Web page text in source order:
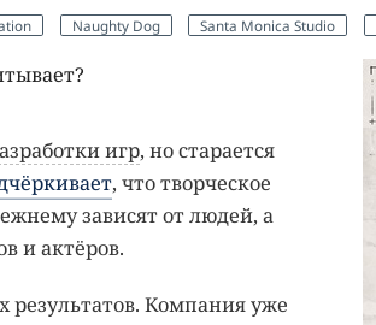
Naughty Dog Santa Monica Studio
игр, но старается
, что творческое
зависят от людей, а
и актёров.
результатов. Компания уже